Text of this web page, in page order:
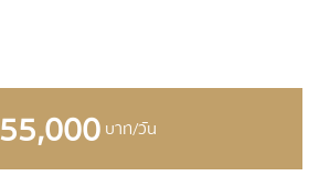
55,000บาท/วัน